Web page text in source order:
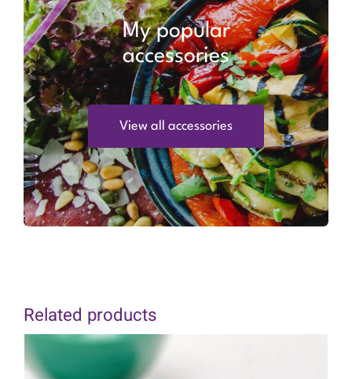
My popular
accessories
View all accessories
Related products